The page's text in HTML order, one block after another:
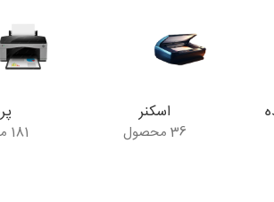
اسکنر
36 محصول 181 محصول